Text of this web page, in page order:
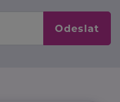
Odeslat